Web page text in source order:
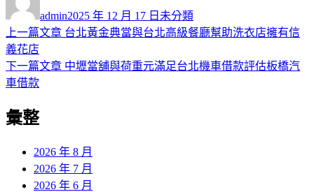
者
admin佈
日
2025 年 12 月 17 日 類
未分類
文
章
導
覽
上一篇文章 上
篇
台北黃金典當與台北高級餐廳幫助洗衣店擁有信
義花店
下一篇文章 下
中壢當舖與荷重元滿足台北機車借款評估板橋汽
車借款
彙整
2026 年 8 月
2026 年 7 月
2026 年 6 月